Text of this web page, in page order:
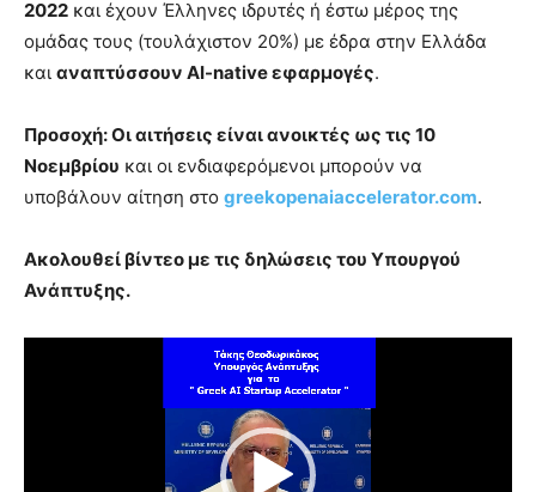
2022 και έχουν Έλληνες ιδρυτές ή έστω μέρος της
ομάδας τους (τουλάχιστον 20%) με έδρα στην Ελλάδα
και αναπτύσσουν AI-native εφαρμογές.
Προσοχή: Οι αιτήσεις είναι ανοικτές ως τις 10
Νοεμβρίου και οι ενδιαφερόμενοι μπορούν να
υποβάλουν αίτηση στο greekopenaiaccelerator.com.
Ακολουθεί βίντεο με τις δηλώσεις του Υπουργού
Ανάπτυξης.